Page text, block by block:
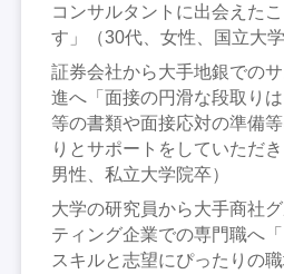
コンサルタントに出会えた
す」（30代、女性、国立大学
証券会社から大手地銀での
進へ「面接の円滑な段取り
等の書類や面接応対の準備
りとサポートをしていただ
男性、私立大学院卒）
大学の研究員から大手商社
ティング企業での専門職へ
スキルと志望にぴったりの